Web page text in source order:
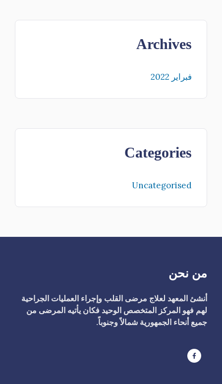
Archives
فبراير 2022
Categories
Uncategorised
من نحن
أنشئ المعهد لعلاج مرضى القلب وإجراء العمليات الجراحية
لهم فهو المركز المتخصص الوحيد فكان يأتيه المرضى من
جميع أنحاء الجمهورية شمالاً وجنوباً.